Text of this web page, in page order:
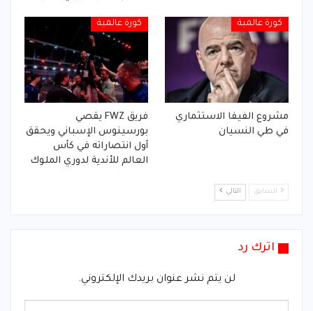
كورة عالمية
مشروع الفيفا الاستثماري
في طي النسيان
كورة عالمية
فريق FWZ يقصي
بورسينوس الإسباني ويحقق
أول انتصاراته في كأس
العالم للأندية لدوري الملوك
السابق التالي
اترك رد
لن يتم نشر عنوان بريدك الإلكتروني.